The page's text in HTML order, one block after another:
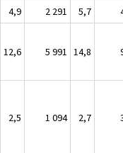
4,9 2 291 5,7
12,6 5 991 14,8
2,5 1 094 2,7